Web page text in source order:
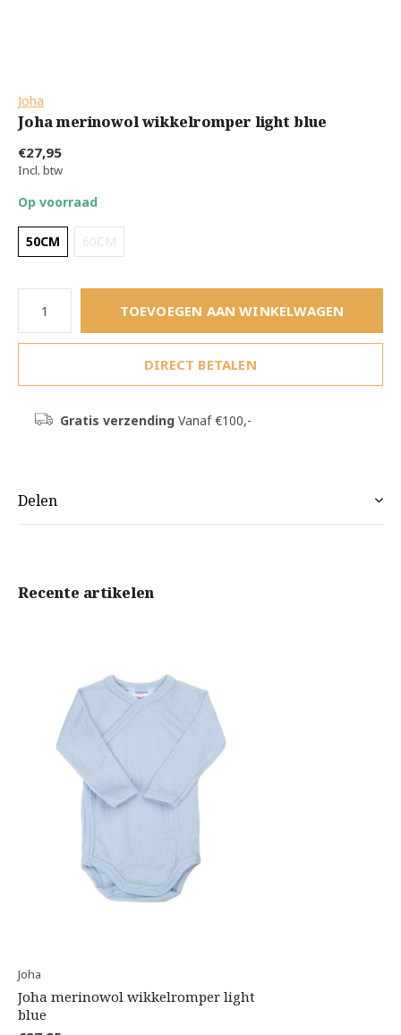
Joha
Joha merinowol wikkelromper light blue
€27,95
Incl. btw
Op voorraad
50CM 60CM
TOEVOEGEN AAN WINKELWAGEN
DIRECT BETALEN
Gratis verzendingVanaf €100,-
Delen
Recente artikelen
Joha
Joha merinowol wikkelromper light
blue